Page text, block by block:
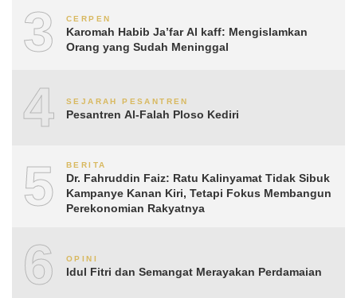
3 CERPEN
Karomah Habib Ja’far Al kaff: Mengislamkan
Orang yang Sudah Meninggal
4 SEJARAH PESANTREN
Pesantren Al-Falah Ploso Kediri
5 BERITA
Dr. Fahruddin Faiz: Ratu Kalinyamat Tidak Sibuk
Kampanye Kanan Kiri, Tetapi Fokus Membangun
Perekonomian Rakyatnya
6 OPINI
Idul Fitri dan Semangat Merayakan Perdamaian